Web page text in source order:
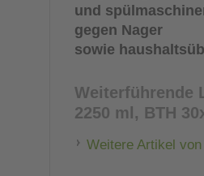
und
gegen Nager
sowie
Weiterführende
2250 ml, BTH
Weitere Artikel